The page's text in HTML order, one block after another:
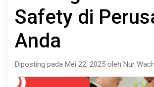
Safety di
Anda
Diposting pada Mei 22, 2025 oleh Nur